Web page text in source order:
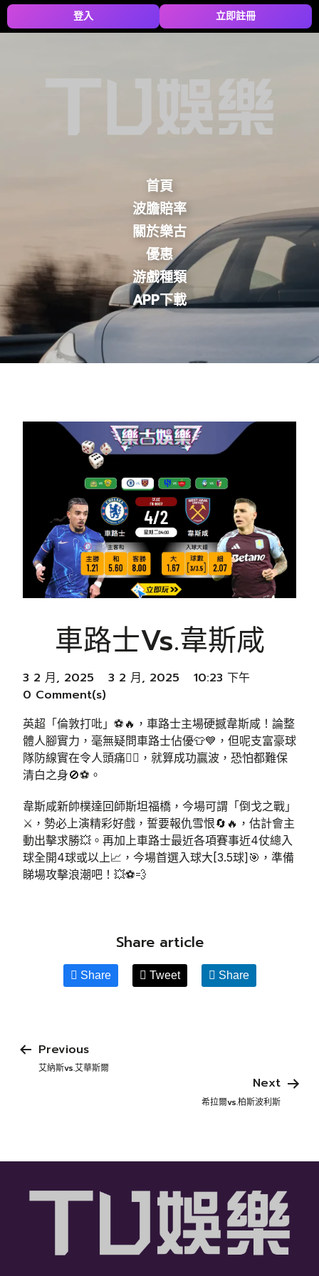
登入 立即註冊
首頁
波膽賠率
關於樂古
優惠
游戲種類
APP下載
車路士vs.韋斯咸
3 2 月, 2025 3 2 月, 2025
10:23 下午
0 Comment(s)
英超「倫敦打吡」⚽🔥，車路士主場硬撼韋斯咸！論整
體人腳實力，毫無疑問車路士佔優👕💙，但呢支富豪球
隊防線實在令人頭痛🤦‍♂️，就算成功贏波，恐怕都難保
清白之身🚫⚽。
韋斯咸新帥樸達回師斯坦福橋，今場可謂「倒戈之戰」
⚔️，勢必上演精彩好戲，誓要報仇雪恨🔄🔥，估計會主
動出擊求勝💥。再加上車路士最近各項賽事近4仗總入
球全開4球或以上📈，今場首選入球大[3.5球]🎯，準備
睇場攻擊浪潮吧！💥⚽💨
Share article
Share Tweet Share
Previous
艾納斯vs.艾華斯爾
Next
希拉爾vs.柏斯波利斯